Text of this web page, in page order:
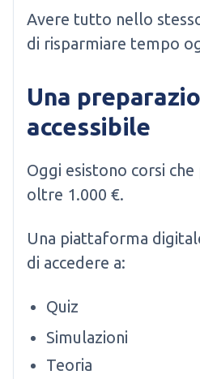
Avere tutto nello
di risparmiare tempo
Una
accessibile
Oggi esistono corsi
oltre 1.000 €.
Una piattaforma
di accedere a:
Quiz
Simulazioni
Teoria